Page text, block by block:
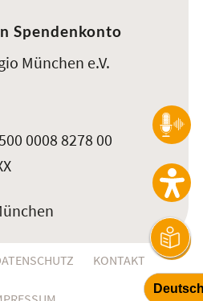
Spendenkonto
München e.V.
0008 8278 00
KONTAKT